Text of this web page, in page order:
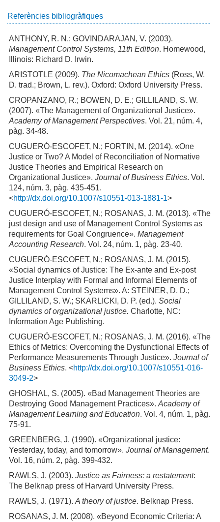
Referències bibliogràfiques
ANTHONY, R. N.; GOVINDARAJAN, V. (2003).
Management Control Systems, 11th Edition. Homewood,
Illinois: Richard D. Irwin.
ARISTOTLE (2009). The Nicomachean Ethics(Ross, W.
D. trad.; Brown, L. rev.). Oxford: Oxford University Press.
CROPANZANO, R.; BOWEN, D. E.; GILLILAND, S. W.
(2007). «The Management of Organizational Justice».
Academy of Management Perspectives. Vol. 21, núm. 4,
pàg. 34-48.
CUGUERÓ-ESCOFET, N.; FORTIN, M. (2014). «One
Justice or Two? A Model of Reconciliation of Normative
Justice Theories and Empirical Research on
Organizational Justice». Journal of Business Ethics. Vol.
124, núm. 3, pàg. 435-451.
<http://dx.doi.org/10.1007/s10551-013-1881-1>
CUGUERÓ-ESCOFET, N.; ROSANAS, J. M. (2013). «The
just design and use of Management Control Systems as
requirements for Goal Congruence». Management
Accounting Research. Vol. 24, núm. 1, pàg. 23-40.
CUGUERÓ-ESCOFET, N.; ROSANAS, J. M. (2015).
«Social dynamics of Justice: The Ex-ante and Ex-post
Justice Interplay with Formal and Informal Elements of
Management Control Systems». A: STEINER, D. D.;
GILLILAND, S. W.; SKARLICKI, D. P. (ed.). Social
dynamics of organizational justice. Charlotte, NC:
Information Age Publishing.
CUGUERÓ-ESCOFET, N.; ROSANAS, J. M. (2016). «The
Ethics of Metrics: Overcoming the Dysfunctional Effects of
Performance Measurements Through Justice». Journal of
Business Ethics. <http://dx.doi.org/10.1007/s10551-016-
3049-2>
GHOSHAL, S. (2005). «Bad Management Theories are
Destroying Good Management Practices». Academy of
Management Learning and Education. Vol. 4, núm. 1, pàg.
75-91.
GREENBERG, J. (1990). «Organizational justice:
Yesterday, today, and tomorrow». Journal of Management.
Vol. 16, núm. 2, pàg. 399-432.
RAWLS, J. (2003). Justice as Fairness: a restatement:
The Belknap press of Harvard University Press.
RAWLS, J. (1971). A theory of justice. Belknap Press.
ROSANAS, J. M. (2008). «Beyond Economic Criteria: A